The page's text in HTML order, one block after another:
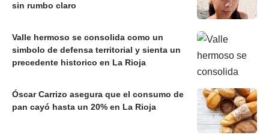
sin rumbo claro
Valle hermoso se consolida como un
simbolo de defensa territorial y sienta un
precedente historico en La Rioja
Óscar Carrizo asegura que el consumo de
pan cayó hasta un 20% en La Rioja